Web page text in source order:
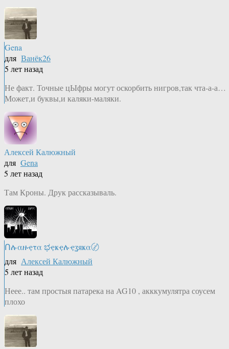
Gena
для Ванёк26
5 лет назад
Не факт. Точные цЫфры могут оскорбить нигров,так чта-а-а…
Может,и буквы,и каляки-маляки.
Алексей Калюжный
для Gena
5 лет назад
Там Кроны. Друк рассказываль.
Ոሉαዙҿτα ಭҿҝҿሉҿʓяҝα〄
для Алексей Калюжный
5 лет назад
Неее.. там простыя патарека на AG10 , акккумулятра соусем
плохо